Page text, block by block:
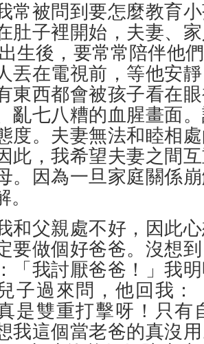
被問到要怎麼教育
肚子裡開始，夫妻、
生後，要常常陪伴他
丟在電視前，等他安
東西都會被孩子看在
亂七八糟的血腥畫面
度。夫妻無法和睦相
此，我希望夫妻之間
。因為一旦家庭關係
父親處不好，因此
要做個好爸爸。沒想
「我討厭爸爸！」我
子過來問，他回我：
是雙重打擊呀！只有
我這個當老爸的真沒